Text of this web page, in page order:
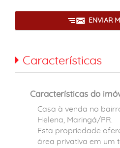
ENVIAR
Características
Características do
Casa à venda no
Helena, Maringá/PR.
Esta propriedade
área privativa em um